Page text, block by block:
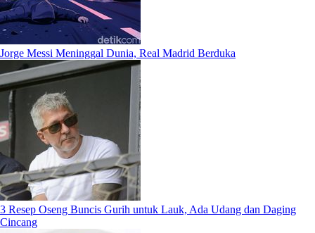
Jorge Messi Meninggal Dunia, Real Madrid Berduka
3 Resep Oseng Buncis Gurih untuk Lauk, Ada Udang dan Daging
Cincang